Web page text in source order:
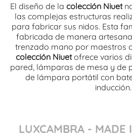
El diseño de la colección Niuet
las complejas estructuras
para fabricar sus nidos. Esta
fabricada de manera
trenzado mano por maestros
colección Niuetofrece varios
pared, lámparas de mesa y de
de lámpara portátil con
inducción.
LUXCAMBRA - MADE